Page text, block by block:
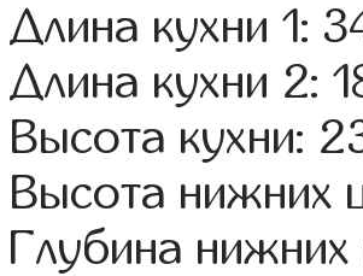
Длина кухни 1:
Длина кухни 2:
Высота кухни:
Высота
Глубина